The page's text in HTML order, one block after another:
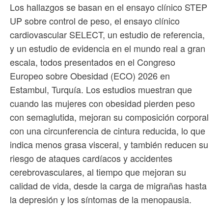
Los hallazgos se basan en el ensayo clínico STEP
UP sobre control de peso, el ensayo clínico
cardiovascular SELECT, un estudio de referencia,
y un estudio de evidencia en el mundo real a gran
escala, todos presentados en el Congreso
Europeo sobre Obesidad (ECO) 2026 en
Estambul, Turquía. Los estudios muestran que
cuando las mujeres con obesidad pierden peso
con semaglutida, mejoran su composición corporal
con una circunferencia de cintura reducida, lo que
indica menos grasa visceral, y también reducen su
riesgo de ataques cardíacos y accidentes
cerebrovasculares, al tiempo que mejoran su
calidad de vida, desde la carga de migrañas hasta
la depresión y los síntomas de la menopausia.